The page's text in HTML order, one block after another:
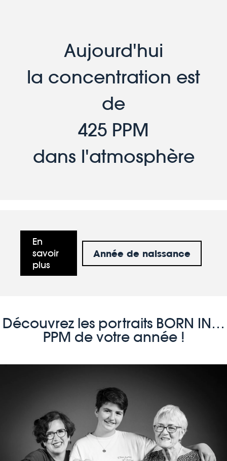
Aujourd'hui
la concentration est
de
425 PPM
dans l'atmosphère
En
savoir
plus
Année de naissance
Découvrez les portraits BORN IN…
PPM de votre année !